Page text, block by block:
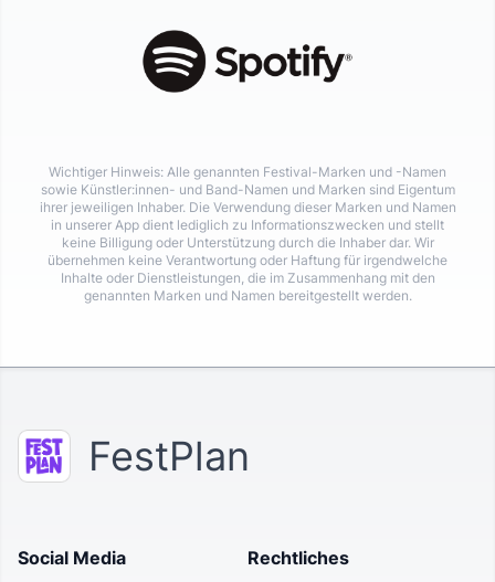
Wichtiger Hinweis: Alle genannten Festival-Marken und -Namen
sowie Künstler:innen- und Band-Namen und Marken sind Eigentum
ihrer jeweiligen Inhaber. Die Verwendung dieser Marken und Namen
in unserer App dient lediglich zu Informationszwecken und stellt
keine Billigung oder Unterstützung durch die Inhaber dar. Wir
übernehmen keine Verantwortung oder Haftung für irgendwelche
Inhalte oder Dienstleistungen, die im Zusammenhang mit den
genannten Marken und Namen bereitgestellt werden.
FestPlan
Social Media Rechtliches